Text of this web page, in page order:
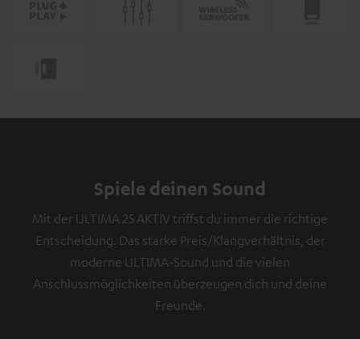
Spiele deinen Sound
Mit der ULTIMA 25 AKTIV triffst du immer die richtige
Entscheidung. Das starke Preis/Klangverhältnis, der
moderne ULTIMA-Sound und die vielen
Anschlussmöglichkeiten überzeugen dich und deine
Freunde.